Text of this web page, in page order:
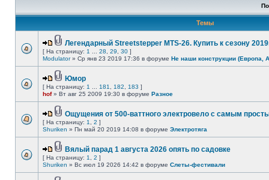
Темы
Легендарный Streetstepper MTS-26. Купить к сезону
[ На страницу: 1 28 29 30 ]
Modulator» Ср янв 23 2019 17:36 в форуме Не наши конструкции (Европа,
Юмор
[ На страницу: 1 181 182 183 ]
hof» Вт авг 25 2009 19:30 в форуме Разное
Ощущения от 500-ваттного электровело с самым
[ На страницу: 1 2 ]
Shuriken » Пн май 20 2019 14:08 в форуме Электротяга
Вялый парад 1 августа 2026 опять по садовке
[ На страницу: 1 2 ]
Shuriken » Вс июл 19 2026 14:42 в форуме Слеты-фестивали